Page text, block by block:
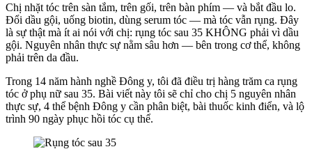
Chị nhặt tóc trên sàn tắm, trên gối, trên bàn phím — và bắt đầu lo.
Đổi dầu gội, uống biotin, dùng serum tóc — mà tóc vẫn rụng. Đây
là sự thật mà ít ai nói với chị: rụng tóc sau 35 KHÔNG phải vì dầu
gội. Nguyên nhân thực sự nằm sâu hơn — bên trong cơ thể, không
phải trên da đầu.
Trong 14 năm hành nghề Đông y, tôi đã điều trị hàng trăm ca rụng
tóc ở phụ nữ sau 35. Bài viết này tôi sẽ chỉ cho chị 5 nguyên nhân
thực sự, 4 thể bệnh Đông y cần phân biệt, bài thuốc kinh điển, và lộ
trình 90 ngày phục hồi tóc cụ thể.